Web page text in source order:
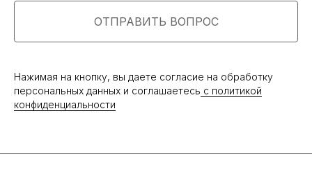
ОТПРАВИТЬ ВОПРОС
Нажимая на кнопку, вы даете согласие на обработку
персональных данных и соглашаетесь c политикой
конфиденциальности
Оптовым покупателям
Блог о путешествиях
Договор оферты